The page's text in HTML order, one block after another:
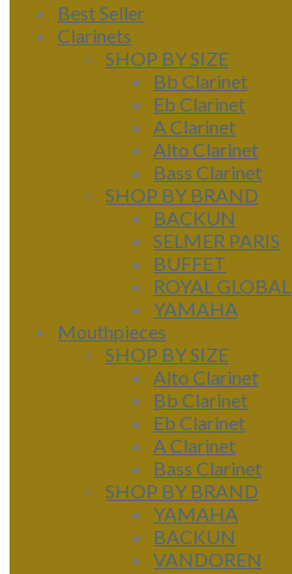
Best Seller
Clarinets
SHOP BY SIZE
Bb Clarinet
Eb Clarinet
A Clarinet
Alto Clarinet
Bass Clarinet
SHOP BY BRAND
BACKUN
SELMER PARIS
BUFFET
ROYAL GLOBAL
YAMAHA
Mouthpieces
SHOP BY SIZE
Alto Clarinet
Bb Clarinet
Eb Clarinet
A Clarinet
Bass Clarinet
SHOP BY BRAND
YAMAHA
BACKUN
VANDOREN